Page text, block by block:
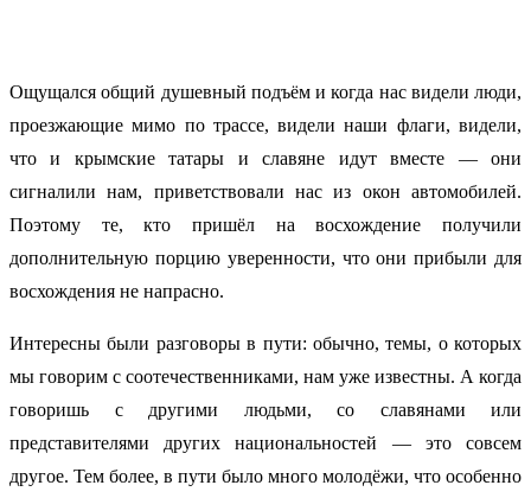
Ощущался общий душевный подъём и когда нас видели люди,
проезжающие мимо по трассе, видели наши флаги, видели,
что и крымские татары и славяне идут вместе — они
сигналили нам, приветствовали нас из окон автомобилей.
Поэтому те, кто пришёл на восхождение получили
дополнительную порцию уверенности, что они прибыли для
восхождения не напрасно.
Интересны были разговоры в пути: обычно, темы, о которых
мы говорим с соотечественниками, нам уже известны. А когда
говоришь с другими людьми, со славянами или
представителями других национальностей — это совсем
другое. Тем более, в пути было много молодёжи, что особенно